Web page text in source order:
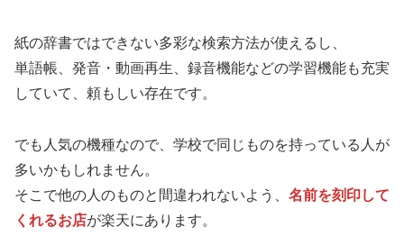
紙の辞書ではできない多彩な検索方法が使えるし、
単語帳、発音・動画再生、録音機能などの学習機能も充実
していて、頼もしい存在です。
でも人気の機種なので、学校で同じものを持っている人が
多いかもしれません。
そこで他の人のものと間違われないよう、 名前を刻印して
くれるお店が楽天にあります。